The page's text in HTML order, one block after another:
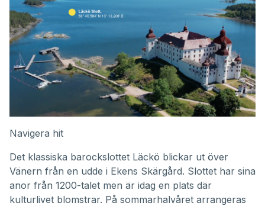
Navigera hit
Det klassiska barockslottet Läckö blickar ut över
Vänern från en udde i Ekens Skärgård. Slottet har sina
anor från 1200-talet men är idag en plats där
kulturlivet blomstrar. På sommarhalvåret arrangeras